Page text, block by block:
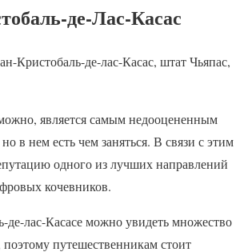
де-Лас-Касас
Кристобаль-де-лас-Касас, штат Чьяпас,
является самым недооцененным
в нем есть чем заняться. В связи с этим
одного из лучших направлений
кочевников.
лас-Касасе можно увидеть множество
путешественникам стоит